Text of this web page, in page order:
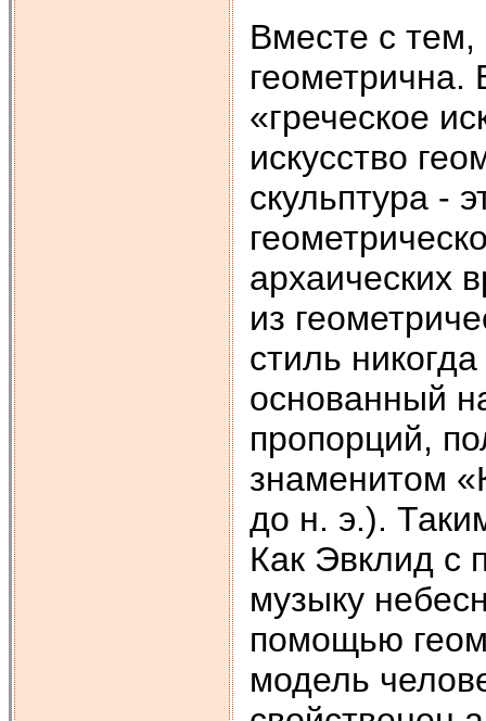
Вместе с тем,
геометрична.
«греческое
искусство
скульптура -
архаических
из
стиль
основанный
пропорций,
знаменитом
до н. э.).
Как Эвклид с
музыку
помощью
модель